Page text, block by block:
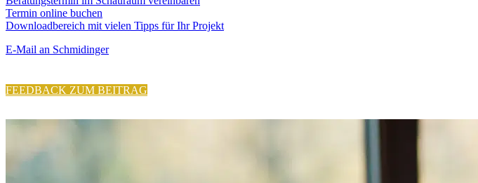
Termin online buchen
Downloadbereich mit vielen Tipps für Ihr Projekt
E-Mail an Schmidinger
FEEDBACK ZUM BEITRAG